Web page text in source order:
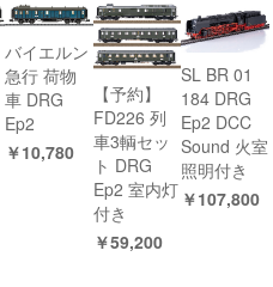
バイエルン
急行 荷物
車 DRG
Ep2
￥10,780
【予約】
FD226 列
車3輌セッ
ト DRG
Ep2 室内灯
付き
￥59,200
SL BR 01
184 DRG
Ep2 DCC
Sound 火室
照明付き
￥107,800